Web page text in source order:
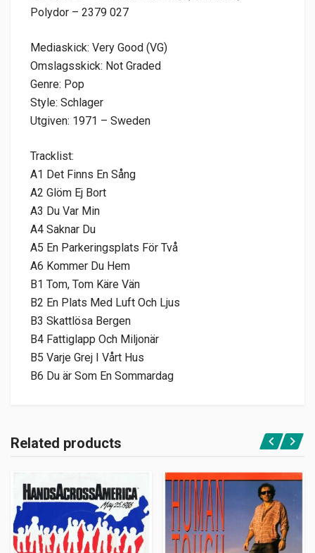
Polydor – 2379 027
Mediaskick: Very Good (VG)
Omslagsskick: Not Graded
Genre: Pop
Style: Schlager
Utgiven: 1971 – Sweden
Tracklist:
A1 Det Finns En Sång
A2 Glöm Ej Bort
A3 Du Var Min
A4 Saknar Du
A5 En Parkeringsplats För Två
A6 Kommer Du Hem
B1 Tom, Tom Käre Vän
B2 En Plats Med Luft Och Ljus
B3 Skattlösa Bergen
B4 Fattiglapp Och Miljonär
B5 Varje Grej I Vårt Hus
B6 Du är Som En Sommardag
Related products